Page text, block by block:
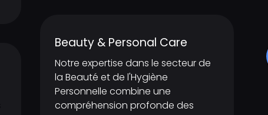
Beauty & Personal Care
Notre expertise dans le secteur de
la Beauté et de l'Hygiène
Personnelle combine une
compréhension profonde des